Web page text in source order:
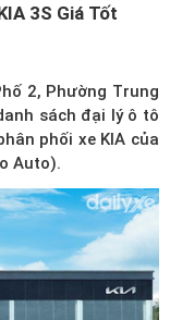
3S Giá Tốt
2, Phường Trung
sách đại lý ô tô
phối xe KIA của
Auto).